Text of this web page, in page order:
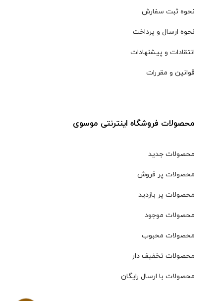
نحوه ثبت سفارش
نحوه ارسال و پرداخت
انتقادات و پیشنهادات
قوانین و مقررات
محصولات فروشگاه اینترنتی موسوی
محصولات جدید
محصولات پر فروش
محصولات پر بازدید
محصولات موجود
محصولات محبوب
محصولات تخفیف دار
محصولات با ارسال رایگان